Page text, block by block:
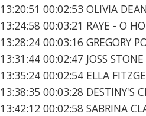
13:20:51 00:02:53 OLIVIA
13:24:58 00:03:21 RAYE - O
13:28:24 00:03:16 GREGORY
13:31:44 00:02:47 JOSS
13:35:24 00:02:54 ELLA
13:38:35 00:03:28 DESTINY'S
13:42:12 00:02:58 SABRINA